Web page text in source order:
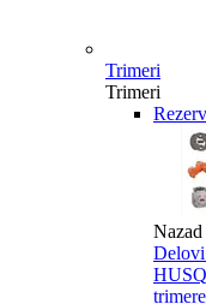
Trimeri
Trimeri
Nazad
trimere